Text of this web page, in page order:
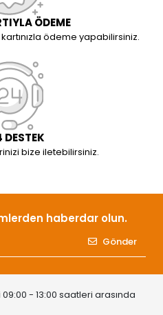
ÖDEME
ödeme yapabilirsiniz.
DESTEK
bize iletebilirsiniz.
haberdar olun.
Gönder
- 13:00 saatleri arasında